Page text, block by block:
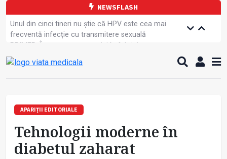
NEWSFLASH
Unul din cinci tineri nu știe că HPV este cea mai
frecventă infecție cu transmitere sexuală
PRIMER: Întreruperea energiei în fabrici ar pune
pacienții în pericol
Subiecte unice la examenul de specialist
Care este legătura dintre oboseala mintală și
Campanie de prevenție dedicată sportivelor
Un nou studiu pentru testarea unui vaccin împotriva
tulpinei Bundibugyo a virusului Ebola
APARIȚII EDITORIALE
Tehnologii moderne în
diabetul zaharat